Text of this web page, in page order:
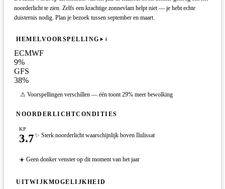
noorderlicht te zien. Zelfs een krachtige zonnevlam helpt niet — je hebt echte
duisternis nodig. Plan je bezoek tussen september en maart.
HEMELVOORSPELLING i
ECMWF
9%
GFS
38%
⚠ Voorspellingen verschillen — één toont 29% meer bewolking
NOORDERLICHTCONDITIES
KP
3.7✨ Sterk noorderlicht waarschijnlijk boven Ilulissat
☀️ Geen donker venster op dit moment van het jaar
UITWIJKMOGELIJKHEID